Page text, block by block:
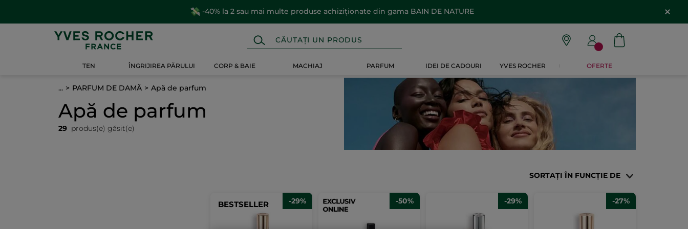
-40% la 2 sau mai multe produse achiziționate din gama BAIN DE NATURE
TEN ÎNGRIJIREA PĂRULUI CORP & BAIE MACHIAJ PARFUM IDEI DE CADOURI YVES ROCHER OFERTE
... PARFUM DE DAMĂ Apă de parfum
Apă de parfum
29 produs(e) găsit(e)
SORTAȚI ÎN FUNCȚIE DE
BESTSELLER -29% -50% -29% -27%